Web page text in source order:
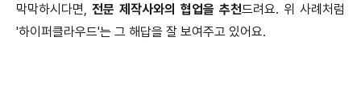
막막하시다면, 전문 제작사와의 협업을 추천드려요. 위 사례처럼
'하이퍼클라우드'는 그 해답을 잘 보여주고 있어요.